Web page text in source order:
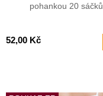
pohankou 20 sáčků
52,00 Kč